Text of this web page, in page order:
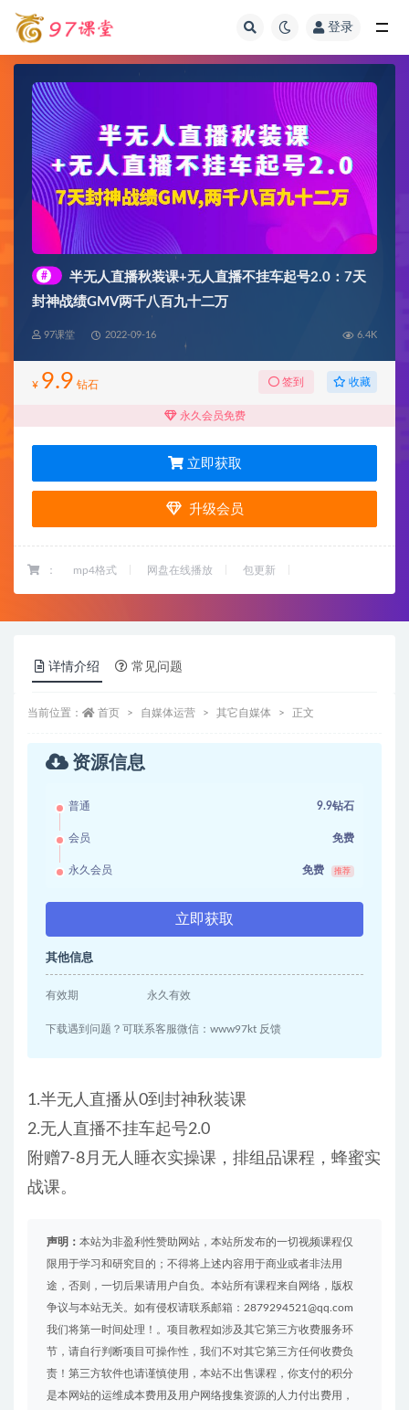
登录
#
半无人直播秋装课+无人直播不挂车起号2.0：7天
封神战绩GMV两千八百九十二万
97课堂 2022-09-16 6.4K
¥ 9.9 钻石 签到 收藏
永久会员免费
立即获取
升级会员
： mp4格式 网盘在线播放 包更新
详情介绍 常见问题
当前位置： 首页 自媒体运营 其它自媒体 正文
资源信息
普通 9.9钻石
会员 免费
永久会员 免费 推荐
立即获取
其他信息
有效期 永久有效
下载遇到问题？可联系客服微信：www97kt 反馈
1.半无人直播从0到封神秋装课
2.无人直播不挂车起号2.0
附赠7-8月无人睡衣实操课，排组品课程，蜂蜜实
战课。
声明： 本站为非盈利性赞助网站，本站所发布的一切视频课程仅
限用于学习和研究目的；不得将上述内容用于商业或者非法用
途，否则，一切后果请用户自负。本站所有课程来自网络，版权
争议与本站无关。如有侵权请联系邮箱：2879294521@qq.com
我们将第一时间处理！。项目教程如涉及其它第三方收费服务环
节，请自行判断项目可操作性，我们不对其它第三方任何收费负
责！第三方软件也请谨慎使用，本站不出售课程，你支付的积分
是本网站的运维成本费用及用户网络搜集资源的人力付出费用，